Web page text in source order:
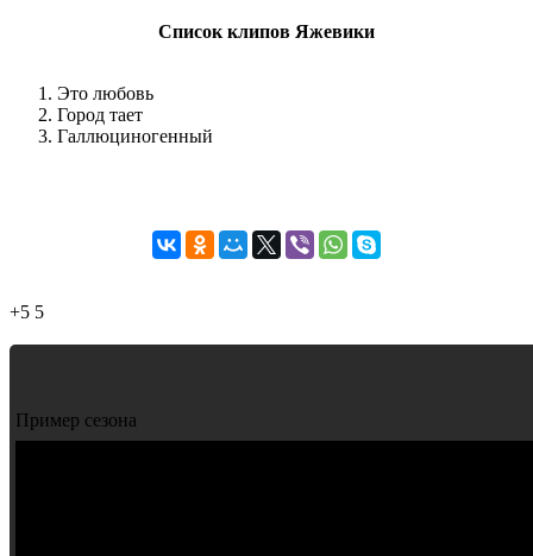
Список клипов Яжевики
Это любовь
Город тает
Галлюциногенный
+5 5
Пример сезона